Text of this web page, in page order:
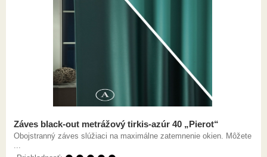
Záves black-out metrážový tirkis-azúr 40 „Pierot“
Obojstranný záves slúžiaci na maximálne zatemnenie okien. Môžete
...